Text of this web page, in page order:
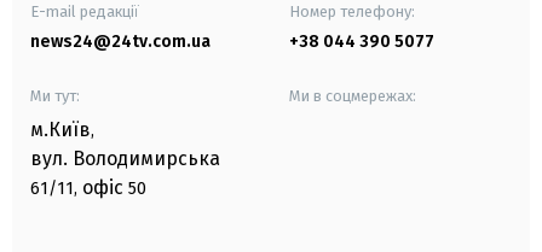
E-mail редакції
news24@24tv.com.ua
Номер телефону:
+38 044 390 5077
Ми тут:
м.Київ,
вул. Володимирська
61/11, офіс 50
Ми в соцмережах: